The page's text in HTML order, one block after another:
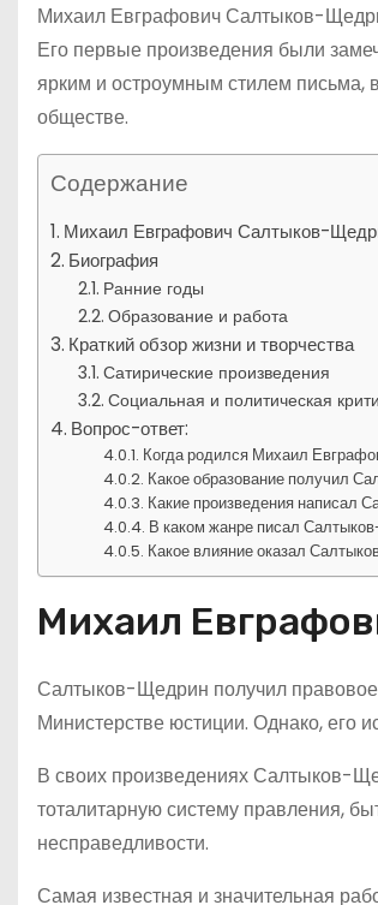
Михаил Евграфович Салтыков-
Его первые произведения были
ярким и остроумным стилем письма,
обществе.
Содержание
Михаил Евграфович Салтыков-
Биография
Ранние годы
Образование и работа
Краткий обзор жизни и творчества
Сатирические произведения
Социальная и политическая
Вопрос-ответ:
Когда родился Михаил
Какое образование получил
Какие произведения написал
В каком жанре писал
Какое влияние оказал
Михаил
Салтыков-Щедрин получил правовое
Министерстве юстиции. Однако, его
В своих произведениях Салтыков-
тоталитарную систему правления,
несправедливости.
Самая известная и значительная